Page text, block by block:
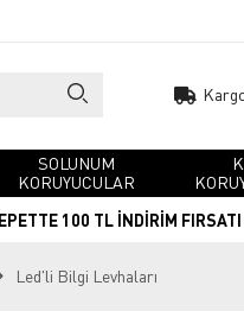
SOLUNUM
KORUYUCULAR
100 TL İNDİRİM FIRSATI
Led'li Bilgi Levhaları